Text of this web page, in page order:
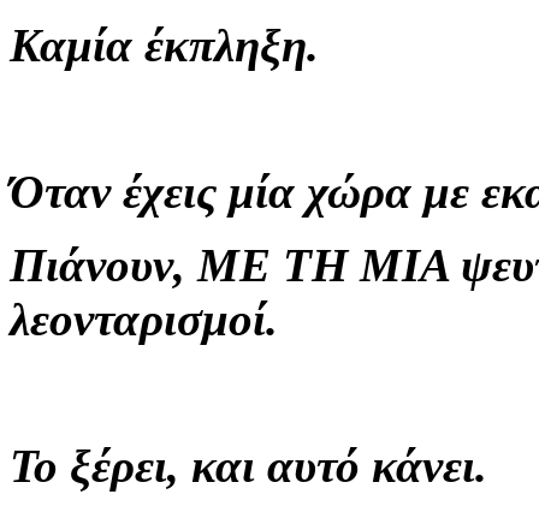
Καμία έκπληξη.
Όταν έχεις μία χώρα με
Πιάνουν, ΜΕ ΤΗ ΜΙΑ
λεονταρισμοί.
Το ξέρει, και αυτό κάνει.